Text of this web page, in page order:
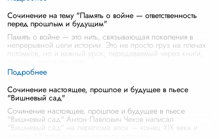
Сочинение на тему "Память о войне — ответственность
перед прошлым и будущим"
Память о войне — это нить, связывающая поколения в
непрерывной цепи истории. Это не просто груз на плечах
потомков, но и важный урок, передаваемый через книги,
Сочинение настоящее, прошлое и будущее в пьесе
"Вишневый сад"
Сочинение настоящее, прошлое и будущее в пьесе
"Вишневый сад" Антон Павлович Чехов написал
"Вишневый сад" на переломе эпох — конец XIX века и